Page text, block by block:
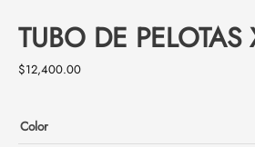
TUBO DE PELOTAS
$12,400.00
Color